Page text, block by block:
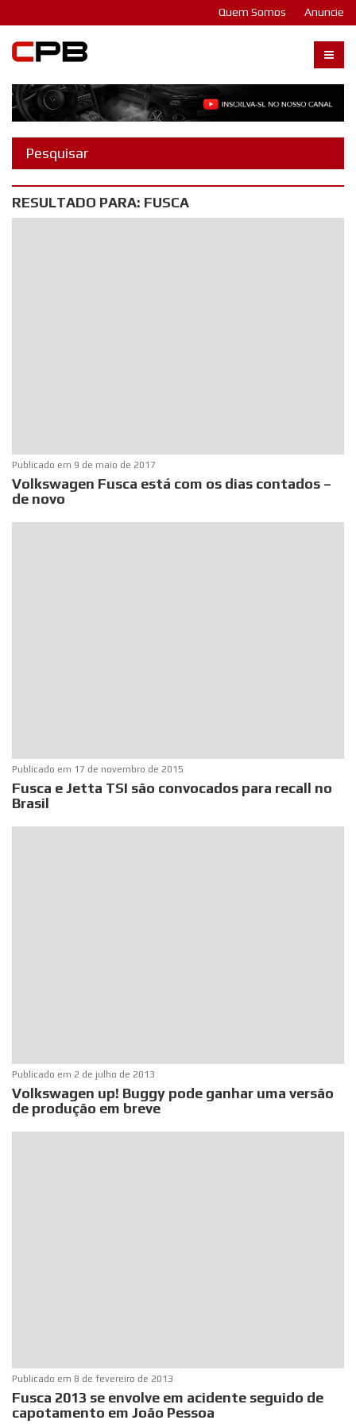
Quem Somos Anuncie
RESULTADO PARA: FUSCA
Publicado em 9 de maio de 2017
Volkswagen Fusca está com os dias contados –
de novo
Publicado em 17 de novembro de 2015
Fusca e Jetta TSI são convocados para recall no
Brasil
Publicado em 2 de julho de 2013
Volkswagen up! Buggy pode ganhar uma versão
de produção em breve
Publicado em 8 de fevereiro de 2013
Fusca 2013 se envolve em acidente seguido de
capotamento em João Pessoa